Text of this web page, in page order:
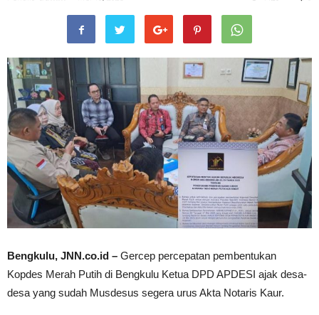
Bengkulu, JNN.co.id – Gercep percepatan pembentukan
Kopdes Merah Putih di Bengkulu Ketua DPD APDESI ajak desa-
desa yang sudah Musdesus segera urus Akta Notaris Kaur.